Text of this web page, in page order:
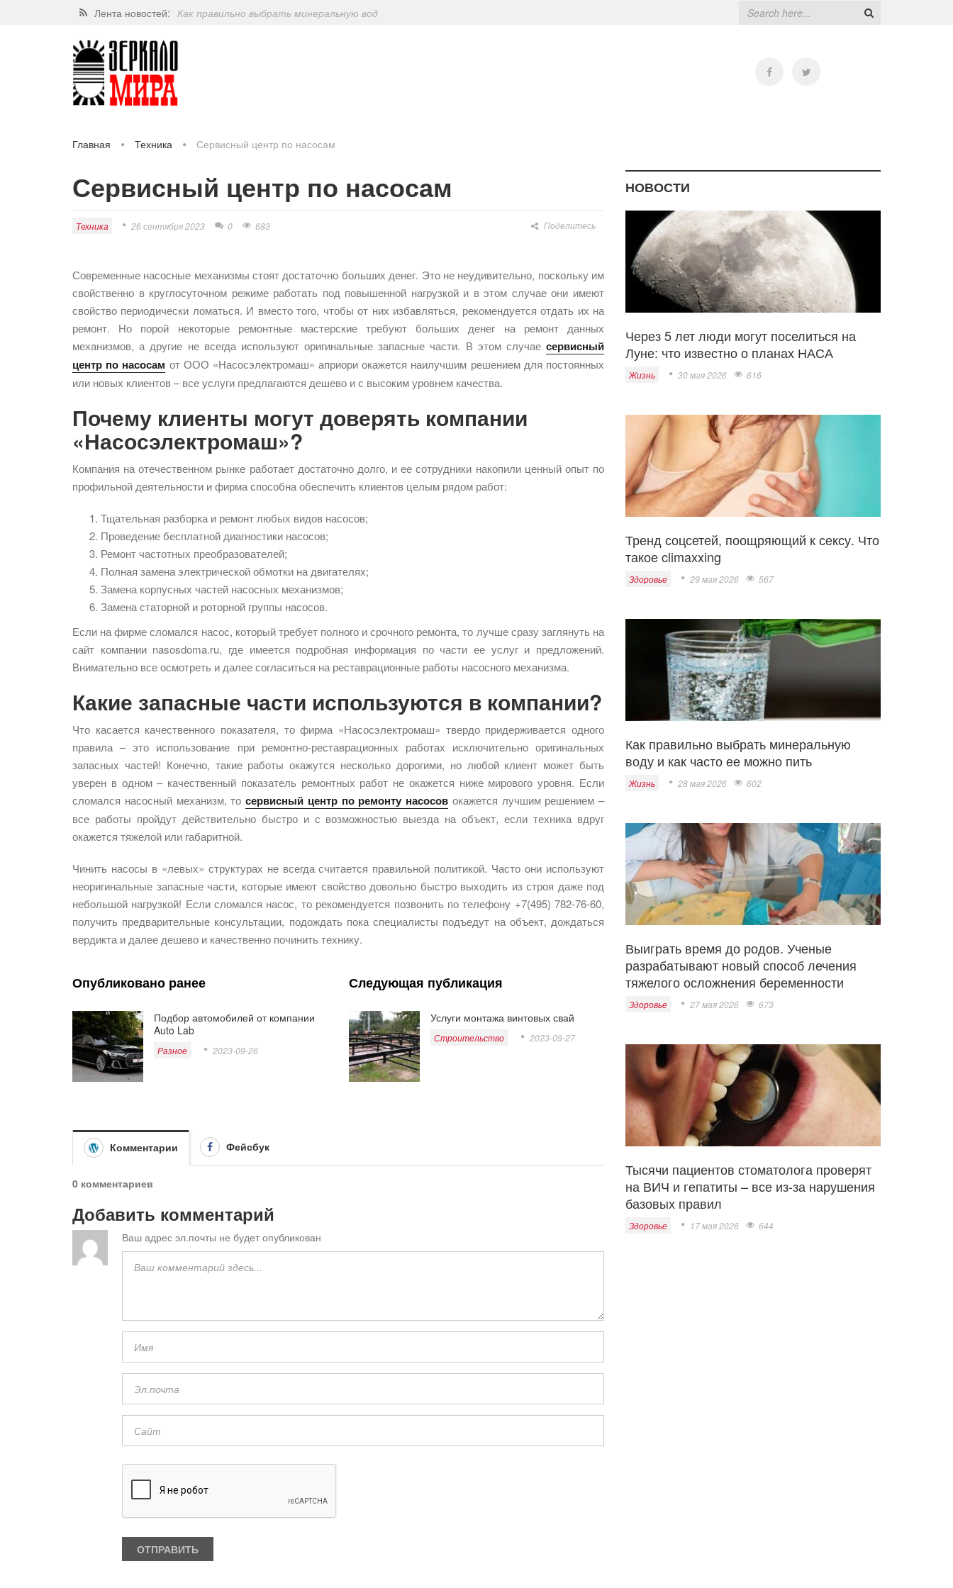
Лента новостей: Как правильно выбрать минеральную вод
Какие орехи самые полезные: диетологи
Главная Техника Сервисный центр по насосам
Сервисный центр по насосам
Техника 26 сентября 2023 0 683 Поделитесь
Современные насосные механизмы стоят достаточно больших денег. Это не неудивительно, поскольку им
свойственно в круглосуточном режиме работать под повышенной нагрузкой и в этом случае они имеют
свойство периодически ломаться. И вместо того, чтобы от них избавляться, рекомендуется отдать их на
ремонт. Но порой некоторые ремонтные мастерские требуют больших денег на ремонт данных
механизмов, а другие не всегда используют оригинальные запасные части. В этом случае сервисный
центр по насосам от ООО «Насосэлектромаш» априори окажется наилучшим решением для постоянных
или новых клиентов – все услуги предлагаются дешево и с высоким уровнем качества.
Почему клиенты могут доверять компании
«Насосэлектромаш»?
Компания на отечественном рынке работает достаточно долго, и ее сотрудники накопили ценный опыт по
профильной деятельности и фирма способна обеспечить клиентов целым рядом работ:
Тщательная разборка и ремонт любых видов насосов;
Проведение бесплатной диагностики насосов;
Ремонт частотных преобразователей;
Полная замена электрической обмотки на двигателях;
Замена корпусных частей насосных механизмов;
Замена статорной и роторной группы насосов.
Если на фирме сломался насос, который требует полного и срочного ремонта, то лучше сразу заглянуть на
сайт компании nasosdoma.ru, где имеется подробная информация по части ее услуг и предложений.
Внимательно все осмотреть и далее согласиться на реставрационные работы насосного механизма.
Какие запасные части используются в компании?
Что касается качественного показателя, то фирма «Насосэлектромаш» твердо придерживается одного
правила – это использование при ремонтно-реставрационных работах исключительно оригинальных
запасных частей! Конечно, такие работы окажутся несколько дорогими, но любой клиент может быть
уверен в одном – качественный показатель ремонтных работ не окажется ниже мирового уровня. Если
сломался насосный механизм, то сервисный центр по ремонту насосов окажется лучшим решением –
все работы пройдут действительно быстро и с возможностью выезда на объект, если техника вдруг
окажется тяжелой или габаритной.
Чинить насосы в «левых» структурах не всегда считается правильной политикой. Часто они используют
неоригинальные запасные части, которые имеют свойство довольно быстро выходить из строя даже под
небольшой нагрузкой! Если сломался насос, то рекомендуется позвонить по телефону +7(495) 782-76-60,
получить предварительные консультации, подождать пока специалисты подъедут на объект, дождаться
вердикта и далее дешево и качественно починить технику.
Опубликовано ранее
Подбор автомобилей от компании
Auto Lab
Разное 2023-09-26
Следующая публикация
Услуги монтажа винтовых свай
Строительство 2023-09-27
Комментарии Фейсбук
0 комментариев
Добавить комментарий
Ваш адрес эл.почты не будет опубликован
НОВОСТИ
Через 5 лет люди могут поселиться на
Луне: что известно о планах НАСА
Жизнь 30 мая 2026 616
Тренд соцсетей, поощряющий к сексу. Что
такое climaxxing
Здоровье 29 мая 2026 567
Как правильно выбрать минеральную
воду и как часто ее можно пить
Жизнь 28 мая 2026 602
Выиграть время до родов. Ученые
разрабатывают новый способ лечения
тяжелого осложнения беременности
Здоровье 27 мая 2026 673
Тысячи пациентов стоматолога проверят
на ВИЧ и гепатиты – все из-за нарушения
базовых правил
Здоровье 17 мая 2026 644